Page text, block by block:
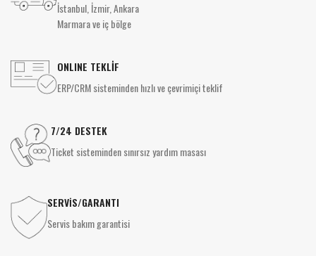
İstanbul, İzmir, Ankara
Marmara ve iç bölge
ONLINE TEKLİF
ERP/CRM sisteminden hızlı ve çevrimiçi teklif
7/24 DESTEK
Ticket sisteminden sınırsız yardım masası
SERVİS/GARANTI
Servis bakım garantisi